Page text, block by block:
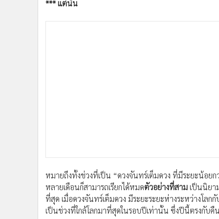
*** แต่นั่น
หมายถึงทั้งช่วงที่เป็น “ดวงจันทร์เต็มดวง ที่มีระยะน้อย
หลายเดือนก็สามารถเรียกได้หมดตัวอย่างที่สามเป็นนิยา
ที่สุด เมื่อดวงจันทร์เต็มดวง มีระยะระยะห่างระหว่างโลก
เป็นช่วงที่ใกล้โลกมาที่สุดในรอบปีเท่านั้น ซึ่งปีนี้ตรงกับ